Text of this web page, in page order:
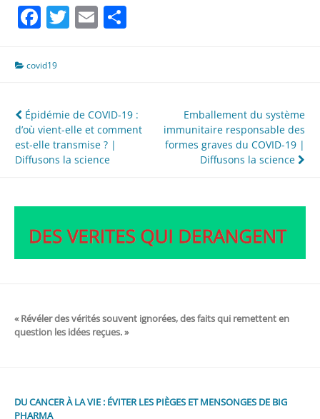
Facebook
Twitter
Email
covid19
Navigation
de
l’article
Épidémie de COVID-19 :
d’où vient-elle et comment
est-elle transmise ? |
Diffusons la science
Emballement du système
immunitaire responsable des
formes graves du COVID-19 |
Diffusons la science
« Révéler des vérités souvent ignorées, des faits qui remettent en
question les idées reçues. »
DU CANCER À LA VIE : ÉVITER LES PIÈGES ET MENSONGES DE BIG
PHARMA